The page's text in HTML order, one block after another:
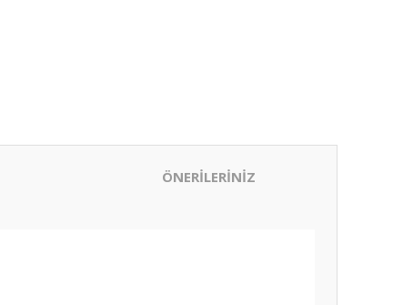
ÖNERİLERİNİZ